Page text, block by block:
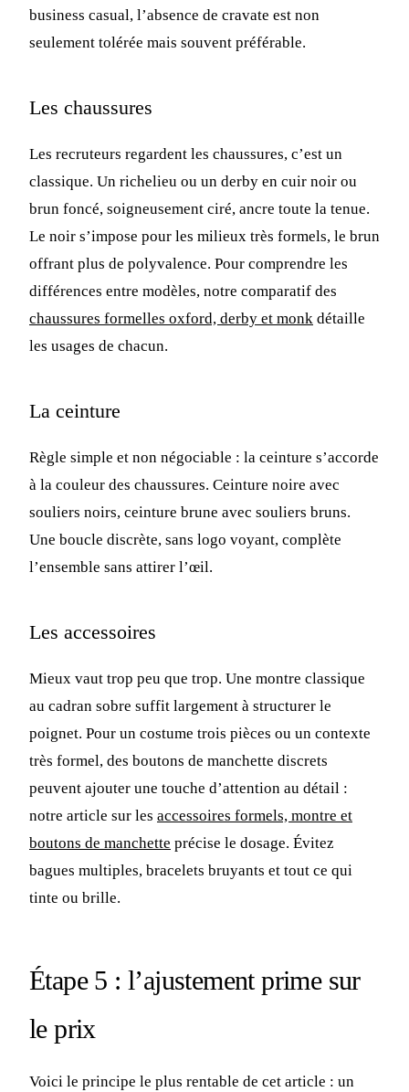
business casual, l’absence de cravate est non
seulement tolérée mais souvent préférable.
Les chaussures
Les recruteurs regardent les chaussures, c’est un
classique. Un richelieu ou un derby en cuir noir ou
brun foncé, soigneusement ciré, ancre toute la tenue.
Le noir s’impose pour les milieux très formels, le brun
offrant plus de polyvalence. Pour comprendre les
différences entre modèles, notre comparatif des
chaussures formelles oxford, derby et monk détaille
les usages de chacun.
La ceinture
Règle simple et non négociable : la ceinture s’accorde
à la couleur des chaussures. Ceinture noire avec
souliers noirs, ceinture brune avec souliers bruns.
Une boucle discrète, sans logo voyant, complète
l’ensemble sans attirer l’œil.
Les accessoires
Mieux vaut trop peu que trop. Une montre classique
au cadran sobre suffit largement à structurer le
poignet. Pour un costume trois pièces ou un contexte
très formel, des boutons de manchette discrets
peuvent ajouter une touche d’attention au détail :
notre article sur les accessoires formels, montre et
boutons de manchette précise le dosage. Évitez
bagues multiples, bracelets bruyants et tout ce qui
tinte ou brille.
Étape 5 : l’ajustement prime sur
le prix
Voici le principe le plus rentable de cet article : un